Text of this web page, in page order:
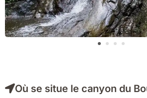
Où se situe le canyon du